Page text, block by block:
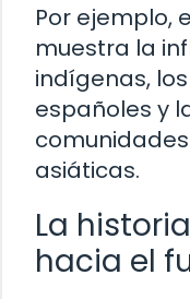
Por ejemplo,
muestra la
indígenas,
españoles y
asiáticas.
La
hacia el